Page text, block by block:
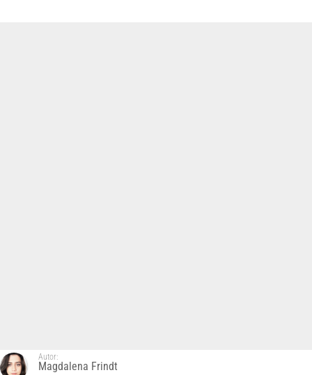
Autor:
Magdalena Frindt